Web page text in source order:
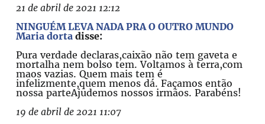
21 de abril de 2021 12:12
NINGUÉM LEVA NADA PRA O OUTRO MUNDO
Maria dorta disse:
Pura verdade declaras,caixão não tem gaveta e
mortalha nem bolso tem. Voltamos à terra,com
maos vazias. Quem mais tem é
infelizmente,quem menos dá. Façamos então
nossa parteAjudemos nossos irmãos. Parabéns!
19 de abril de 2021 11:07